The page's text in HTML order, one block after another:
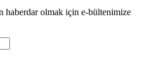
haberdar olmak için e-bültenimize